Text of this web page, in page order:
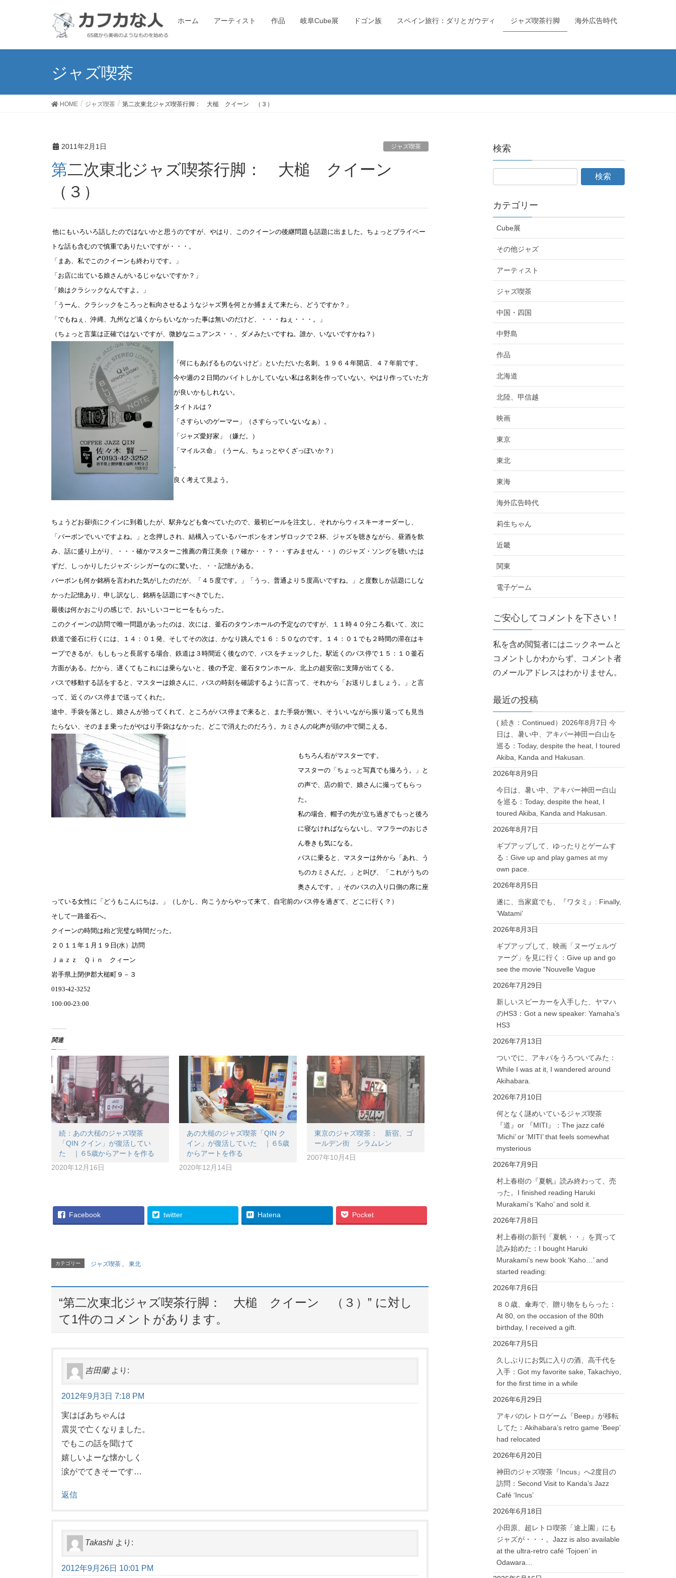
ホーム アーティスト 作品 岐阜Cube展 ドゴン族 スペイン旅行：ダリとガウディ ジャズ喫茶行脚 海外広告時代
ジャズ喫茶
HOME ジャズ喫茶 第二次東北ジャズ喫茶行脚： 大槌 クイーン （３）
2011年2月1日 ジャズ喫茶
第二次東北ジャズ喫茶行脚： 大槌 クイーン
（３）
他にもいろいろ話したのではないかと思うのですが、やはり、このクイーンの後継問題も話題に出ました。ちょっとプライベー
トな話も含むので慎重でありたいですが・・・。
「まあ、私でこのクイーンも終わりです。」
「お店に出ている娘さんがいるじゃないですか？」
「娘はクラシックなんですよ。」
「うーん、クラシックをころっと転向させるようなジャズ男を何とか捕まえて来たら、どうですか？」
「でもねぇ、沖縄、九州など遠くからもいなかった事は無いのだけど、・・・ねぇ・・・。」
（ちょっと言葉は正確ではないですが、微妙なニュアンス・・、ダメみたいですね。誰か、いないですかね？）
「何にもあげるものないけど」といただいた名刺。１９６４年開店、４７年前です。
今や週の２日間のバイトしかしていない私は名刺を作っていない。やはり作っていた方
が良いかもしれない。
タイトルは？
「さすらいのゲーマー」（さすらっていないなぁ）。
「ジャズ愛好家」（嫌だ。）
「マイルス命」（うーん、ちょっとやくざっぽいか？）
。
良く考えて見よう。
ちょうどお昼頃にクインに到着したが、駅弁なども食べていたので、最初ビールを注文し、それからウィスキーオーダーし、
「バーボンでいいですよね。」と念押しされ、結構入っているバーボンをオンザロックで２杯、ジャズを聴きながら、昼酒を飲
み、話に盛り上がり、・・・確かマスターご推薦の青江美奈（？確か・・？・・すみません・・）のジャズ・ソングを聴いたは
ずだ、しっかりしたジャズ･シンガーなのに驚いた、・・記憶がある。
バーボンも何か銘柄を言われた気がしたのだが、「４５度です。」「うっ、普通より５度高いですね。」と度数しか話題にしな
かった記憶あり、申し訳なし、銘柄を話題にすべきでした。
最後は何かおごりの感じで、おいしいコーヒーをもらった。
このクイーンの訪問で唯一問題があったのは、次には、釜石のタウンホールの予定なのですが、１１時４０分ころ着いて、次に
鉄道で釜石に行くには、１４：０１発、そしてその次は、かなり跳んで１６：５０なのです。１４：０１でも２時間の滞在はキ
ープできるが、もしもっと長居する場合、鉄道は３時間近く後なので、バスをチェックした。駅近くのバス停で１５：１０釜石
方面がある。だから、遅くてもこれには乗らないと、後の予定、釜石タウンホール、北上の超安宿に支障が出てくる。
バスで移動する話をすると、マスターは娘さんに、バスの時刻を確認するように言って、それから「お送りしましょう。」と言
って、近くのバス停まで送ってくれた。
途中、手袋を落とし、娘さんが拾ってくれて、ところがバス停まで来ると、また手袋が無い、そういいながら振り返っても見当
たらない、そのまま乗ったがやはり手袋はなかった、どこで消えたのだろう。カミさんの叱声が頭の中で聞こえる。
もちろん右がマスターです。
マスターの「ちょっと写真でも撮ろう。」と
の声で、店の前で、娘さんに撮ってもらっ
た。
私の場合、帽子の先が立ち過ぎでもっと後ろ
に寝なければならないし、マフラーのおじさ
ん巻きも気になる。
バスに乗ると、マスターは外から「あれ、う
ちのカミさんだ。」と叫び、「これがうちの
奥さんです。」そのバスの入り口側の席に座
っている女性に「どうもこんにちは。」（しかし、向こうからやって来て、自宅前のバス停を過ぎて、どこに行く？）
そして一路釜石へ。
クイーンの時間は殆ど完璧な時間だった。
２０１１年１月１９日(水）訪問
Ｊａｚｚ Ｑｉｎ クィーン
岩手県上閉伊郡大槌町９－３
0193-42-3252
100:00-23:00
関連
続：あの大槌のジャズ喫茶
「QIN クイン」が復活してい
た ｜６5歳からアートを作る
2020年12月16日
あの大槌のジャズ喫茶「QIN ク
イン」が復活していた ｜６5歳
からアートを作る
2020年12月14日
東京のジャズ喫茶： 新宿、ゴ
ールデン街 シラムレン
2007年10月4日
Facebook twitter Hatena Pocket
カテゴリー ジャズ喫茶 東北
“第二次東北ジャズ喫茶行脚： 大槌 クイーン （３） ” に対し
て1件のコメントがあります。
吉田蘭 より:
2012年9月3日 7:18 PM
実はばあちゃんは
震災で亡くなりました。
でもこの話を聞けて
嬉しいよーな懐かしく
涙がでてきそーです…
返信
Takashi より:
2012年9月26日 10:01 PM
検索
カテゴリー
Cube展
その他ジャズ
アーティスト
ジャズ喫茶
中国・四国
中野島
作品
北海道
北陸、甲信越
映画
東京
東北
東海
海外広告時代
莉生ちゃん
近畿
関東
電子ゲーム
ご安心してコメントを下さい！
私を含め閲覧者にはニックネームと
コメントしかわからず、
コメント者
のメールアドレスはわかりません。
最近の投稿
( 続き：Continued）2026年8月7日 今
日は、暑い中、アキバー神田ー白山を
巡る：Today, despite the heat, I toured
Akiba, Kanda and Hakusan.
2026年8月9日
今日は、暑い中、アキバー神田ー白山
を巡る：Today, despite the heat, I
toured Akiba, Kanda and Hakusan.
2026年8月7日
ギブアップして、ゆったりとゲームす
る：Give up and play games at my
own pace.
2026年8月5日
遂に、当家庭でも、『ワタミ』: Finally,
‘Watami’
2026年8月3日
ギブアップして、映画「ヌーヴェルヴ
ァーグ」を見に行く：Give up and go
see the movie “Nouvelle Vague
2026年7月29日
新しいスピーカーを入手した、ヤマハ
のHS3：Got a new speaker: Yamaha’s
HS3
2026年7月13日
ついでに、アキバをうろついてみた：
While I was at it, I wandered around
Akihabara.
2026年7月10日
何となく謎めいているジャズ喫茶
『道』or 『MITI』：The jazz café
‘Michi’ or ‘MITI’ that feels somewhat
mysterious
2026年7月9日
村上春樹の『夏帆』読み終わって、売
った。I finished reading Haruki
Murakami’s ‘Kaho’ and sold it.
2026年7月8日
村上春樹の新刊「夏帆・・」を買って
読み始めた：I bought Haruki
Murakami’s new book ‘Kaho…’ and
started reading:
2026年7月6日
８０歳、傘寿で、贈り物をもらった：
At 80, on the occasion of the 80th
birthday, I received a gift.
2026年7月5日
久しぶりにお気に入りの酒、高千代を
入手：Got my favorite sake, Takachiyo,
for the first time in a while
2026年6月29日
アキバのレトロゲーム『Beep』が移転
してた：Akihabara’s retro game ‘Beep’
had relocated
2026年6月20日
神田のジャズ喫茶『Incus』へ2度目の
訪問：Second Visit to Kanda’s Jazz
Café ‘Incus’
2026年6月18日
小田原、超レトロ喫茶「途上園」にも
ジャズが・・・。Jazz is also available
at the ultra-retro café ‘Tojoen’ in
Odawara…